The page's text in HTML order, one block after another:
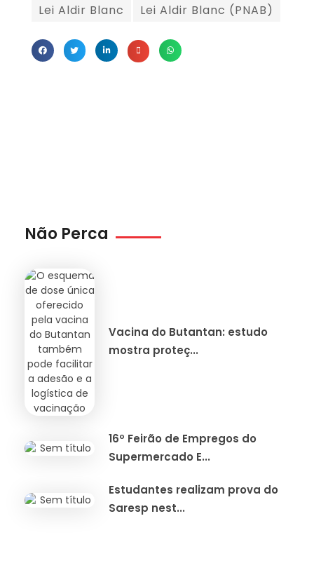
Lei Aldir Blanc
Lei Aldir Blanc (PNAB)
Não Perca
Vacina do Butantan: estudo
mostra proteç...
16º Feirão de Empregos do
Supermercado E...
Estudantes realizam prova do
Saresp nest...